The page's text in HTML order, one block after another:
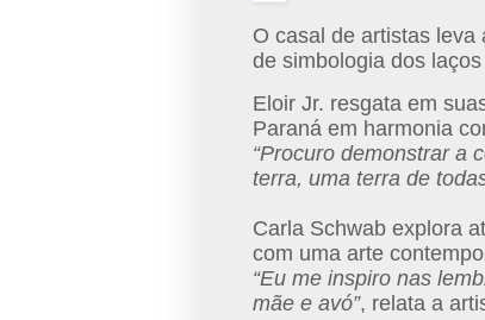
O casal de artistas
de simbologia dos
Eloir Jr. resgata em
Paraná em harmonia
“Procuro demonstrar a
terra, uma terra de
Carla Schwab explora
com uma arte
“Eu me inspiro nas
mãe e avó”, relata a